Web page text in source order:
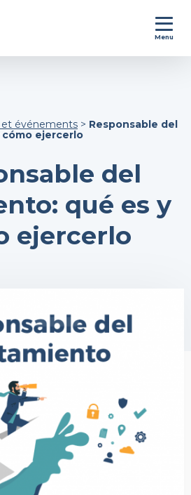
Menu
événements > Responsable del
ejercerlo
del
qué es y
ejercerlo